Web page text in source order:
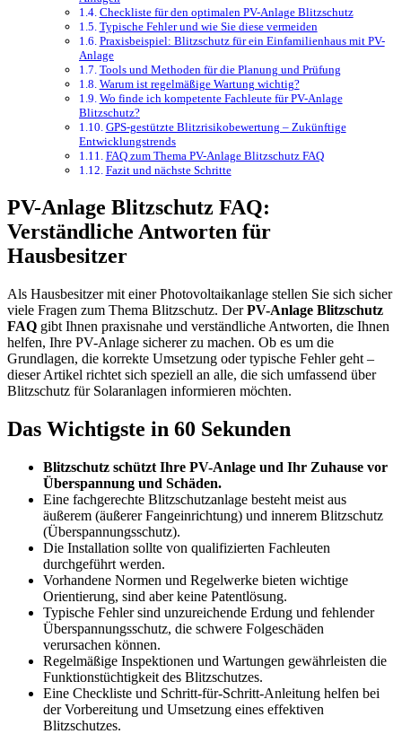
Checkliste für den optimalen PV-Anlage Blitzschutz
Typische Fehler und wie Sie diese vermeiden
Praxisbeispiel: Blitzschutz für ein Einfamilienhaus mit PV-
Anlage
Tools und Methoden für die Planung und Prüfung
Warum ist regelmäßige Wartung wichtig?
Wo finde ich kompetente Fachleute für PV-Anlage
Blitzschutz?
GPS-gestützte Blitzrisikobewertung – Zukünftige
Entwicklungstrends
FAQ zum Thema PV-Anlage Blitzschutz FAQ
Fazit und nächste Schritte
PV-Anlage Blitzschutz FAQ:
Verständliche Antworten für
Hausbesitzer
Als Hausbesitzer mit einer Photovoltaikanlage stellen Sie sich sicher
viele Fragen zum Thema Blitzschutz. DerPV-Anlage Blitzschutz
FAQ gibt Ihnen praxisnahe und verständliche Antworten, die Ihnen
helfen, Ihre PV-Anlage sicherer zu machen. Ob es um die
Grundlagen, die korrekte Umsetzung oder typische Fehler geht –
dieser Artikel richtet sich speziell an alle, die sich umfassend über
Blitzschutz für Solaranlagen informieren möchten.
Das Wichtigste in 60 Sekunden
Blitzschutz schützt Ihre PV-Anlage und Ihr Zuhause vor
Überspannung und Schäden.
Eine fachgerechte Blitzschutzanlage besteht meist aus
äußerem (äußerer Fangeinrichtung) und innerem Blitzschutz
(Überspannungsschutz).
Die Installation sollte von qualifizierten Fachleuten
durchgeführt werden.
Vorhandene Normen und Regelwerke bieten wichtige
Orientierung, sind aber keine Patentlösung.
Typische Fehler sind unzureichende Erdung und fehlender
Überspannungsschutz, die schwere Folgeschäden
verursachen können.
Regelmäßige Inspektionen und Wartungen gewährleisten die
Funktionstüchtigkeit des Blitzschutzes.
Eine Checkliste und Schritt-für-Schritt-Anleitung helfen bei
der Vorbereitung und Umsetzung eines effektiven
Blitzschutzes.